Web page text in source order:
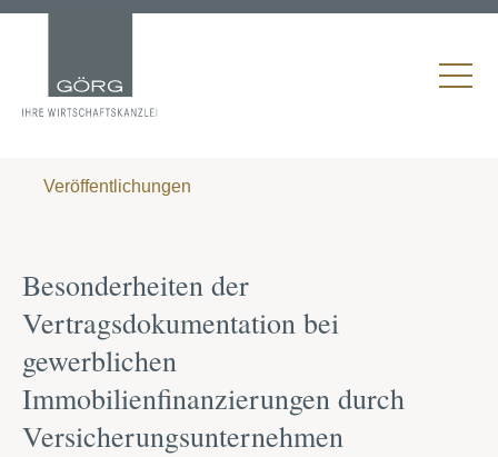
Veröffentlichungen
Besonderheiten der
Vertragsdokumentation bei
gewerblichen
Immobilienfinanzierungen durch
Versicherungsunternehmen